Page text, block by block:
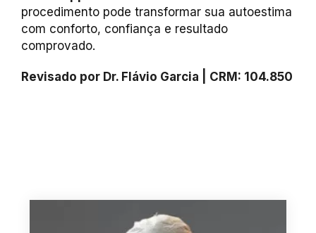
procedimento pode transformar sua autoestima
com conforto, confiança e resultado
comprovado.
Revisado por Dr. Flávio Garcia | CRM: 104.850